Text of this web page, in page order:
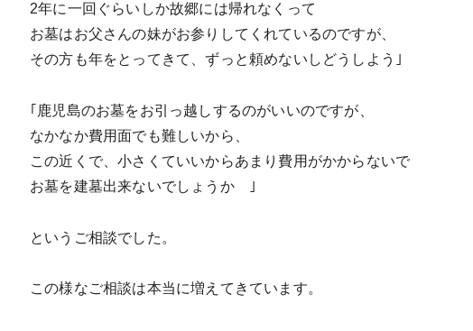
2年に一回ぐらいしか故郷には帰れなくって
お墓はお父さんの妹がお参りしてくれているのですが、
その方も年をとってきて、ずっと頼めないしどうしよう｣
｢鹿児島のお墓をお引っ越しするのがいいのですが、
なかなか費用面でも難しいから、
この近くで、小さくていいからあまり費用がかからないで
お墓を建墓出来ないでしょうか ｣
というご相談でした。
この様なご相談は本当に増えてきています。